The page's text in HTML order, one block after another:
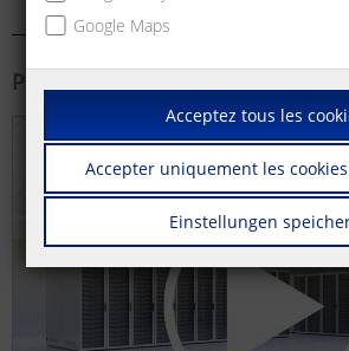
Plus d'information
Google Maps
Acceptez tous les
Accepter uniquement les
Einstellungen